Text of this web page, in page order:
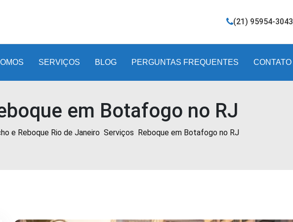
(21) 95954-3043
SERVIÇOS BLOG PERGUNTAS FREQUENTES CONTATO
em Botafogo no RJ
e Reboque Rio de Janeiro Serviços Reboque em Botafogo no RJ